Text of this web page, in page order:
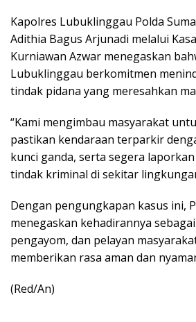
Kapolres Lubuklinggau Polda
Adithia Bagus Arjunadi melalui
Kurniawan Azwar menegaskan
Lubuklinggau berkomitmen
tindak pidana yang meresahkan
“Kami mengimbau masyarakat
pastikan kendaraan terparkir
kunci ganda, serta segera
tindak kriminal di sekitar
Dengan pengungkapan kasus ini,
menegaskan kehadirannya
pengayom, dan pelayan
memberikan rasa aman dan
(Red/An)